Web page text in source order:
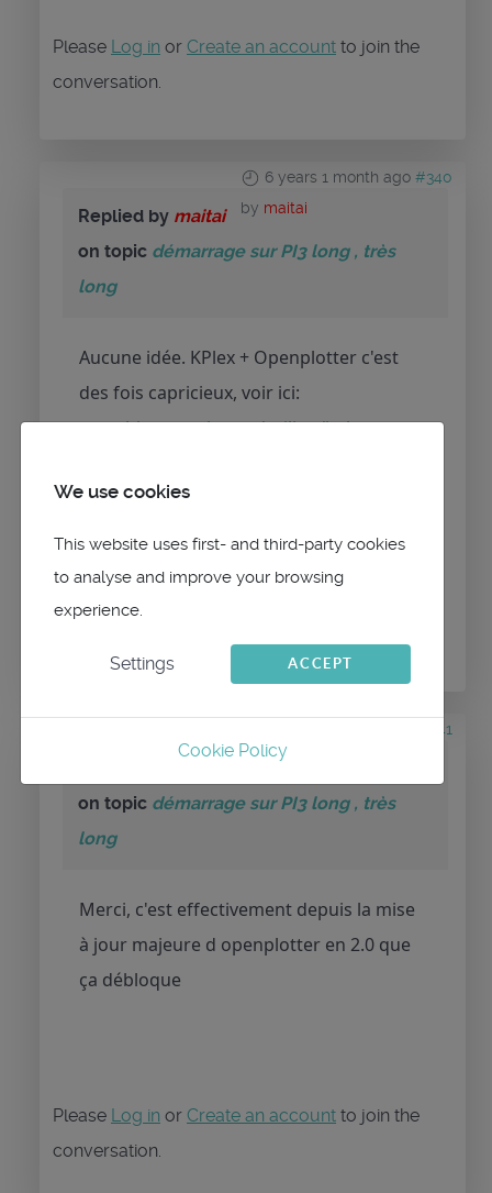
Please Log in or Create an account to join the
conversation.
6 years 1 month ago #340
by maitai
Replied by maitai
on topic démarrage sur PI3 long , très
long
Aucune idée. KPlex + Openplotter c'est
des fois capricieux, voir ici:
www.hisse-et-oh.com/sailing/kplex-et-
#341
bynickou
on topic démarrage sur PI3 long , très
long
Merci, c'est effectivement depuis la mise
à jour majeure d openplotter en 2.0 que
ça débloque
Please Log in or Create an account to join the
conversation.
We use cookies
This website uses first- and third-party cookies
to analyse and improve your browsing
experience.
Settings ACCEPT
Cookie Policy